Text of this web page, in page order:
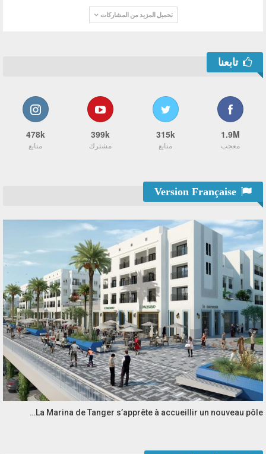
تحميل المزيد من المشاركات
تابعنا
1.9M
معجب
315k
متابع
399k
مشترك
478k
متابع
La Marina de Tanger s’apprête à accueillir un nouveau pôle…